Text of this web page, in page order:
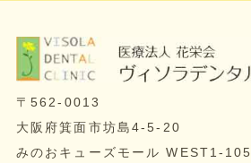
〒562-0013
大阪府箕面市坊島4-5-20
みのおキューズモール WEST1-105